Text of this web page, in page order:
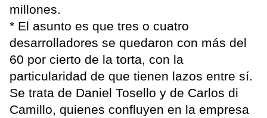
millones.
* El asunto es que tres o cuatro
desarrolladores se quedaron con más del
60 por cierto de la torta, con la
particularidad de que tienen lazos entre sí.
Se trata de Daniel Tosello y de Carlos di
Camillo, quienes confluyen en la empresa